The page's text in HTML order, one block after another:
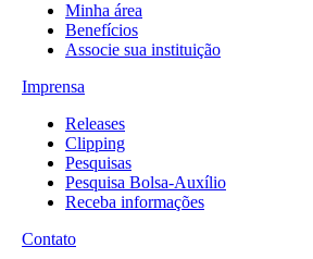
Minha área
Benefícios
Associe sua instituição
Imprensa
Releases
Clipping
Pesquisas
Pesquisa Bolsa-Auxílio
Receba informações
Contato